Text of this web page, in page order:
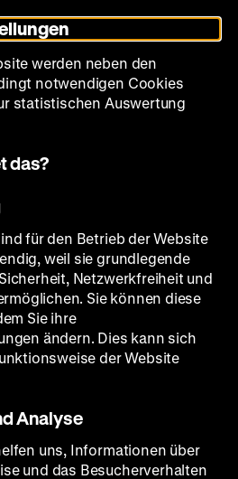
Rosenheim, 15. Juli bis 1.
Historisches Museum
Schulz unter Mitarb. von
Ohm. Autoren: Hartmut
Ill., Kt., Koehler &
werden neben den
notwendigen Cookies
statistischen Auswertung
das?
für den Betrieb der Website
weil sie grundlegende
Netzwerkfreiheit und
Sie können diese
Sie ihre
ändern. Dies kann sich
der Website
Analyse
uns, Informationen über
und das Besucherverhalten